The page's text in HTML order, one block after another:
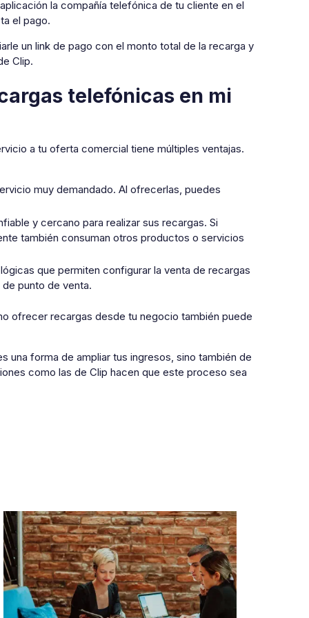
la compañía telefónica de tu cliente en el
el pago.
un link de pago con el monto total de la recarga y
Clip.
telefónicas en mi
a tu oferta comercial tiene múltiples ventajas.
muy demandado. Al ofrecerlas, puedes
y cercano para realizar sus recargas. Si
también consuman otros productos o servicios
que permiten configurar la venta de recargas
punto de venta.
ofrecer recargas desde tu negocio también puede
una forma de ampliar tus ingresos, sino también de
como las de Clip hacen que este proceso sea